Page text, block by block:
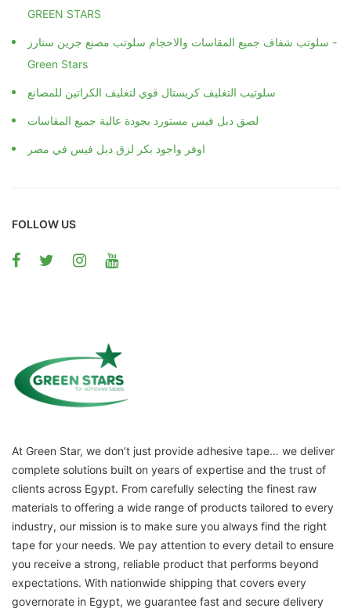
GREEN STARS
سلوتب شفاف جميع المقاسات والاحجام سلوتب مصنع جرين ستارز -
Green Stars
سلوتيب التغليف كريستال قوي لتغليف الكراتين للمصانع
لصق دبل فيس مستورد بجودة عالية جميع المقاسات
اوفر واجود بكر لزق دبل فيس في مصر
FOLLOW US
At Green Star, we don’t just provide adhesive tape… we deliver
complete solutions built on years of expertise and the trust of
clients across Egypt. From carefully selecting the finest raw
materials to offering a wide range of products tailored to every
industry, our mission is to make sure you always find the right
tape for your needs. We pay attention to every detail to ensure
you receive a strong, reliable product that performs beyond
expectations. With nationwide shipping that covers every
governorate in Egypt, we guarantee fast and secure delivery